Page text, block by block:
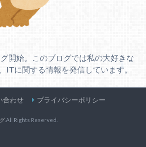
開始。このブログでは私の大好きな
ITに関する情報を発信しています。
合わせ プライバシーポリシー
.All Rights Reserved.